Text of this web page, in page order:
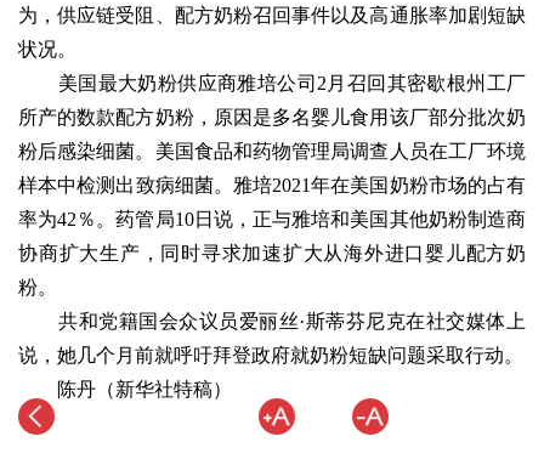
为，供应链受阻、配方奶粉召回事件以及高通胀率加剧短缺
状况。
美国最大奶粉供应商雅培公司2月召回其密歇根州工厂
所产的数款配方奶粉，原因是多名婴儿食用该厂部分批次奶
粉后感染细菌。美国食品和药物管理局调查人员在工厂环境
样本中检测出致病细菌。雅培2021年在美国奶粉市场的占有
率为42％。药管局10日说，正与雅培和美国其他奶粉制造商
协商扩大生产，同时寻求加速扩大从海外进口婴儿配方奶
粉。
共和党籍国会众议员爱丽丝·斯蒂芬尼克在社交媒体上
说，她几个月前就呼吁拜登政府就奶粉短缺问题采取行动。
陈丹（新华社特稿）